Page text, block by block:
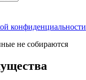
конфиденциальности
не собираются